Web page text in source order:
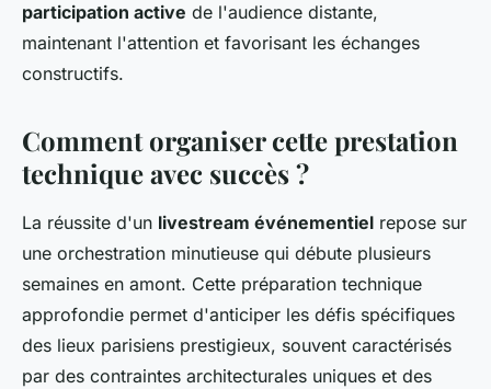
participation active de l'audience distante,
maintenant l'attention et favorisant les échanges
constructifs.
Comment organiser cette prestation
technique avec succès ?
La réussite d'un livestream événementiel repose sur
une orchestration minutieuse qui débute plusieurs
semaines en amont. Cette préparation technique
approfondie permet d'anticiper les défis spécifiques
des lieux parisiens prestigieux, souvent caractérisés
par des contraintes architecturales uniques et des